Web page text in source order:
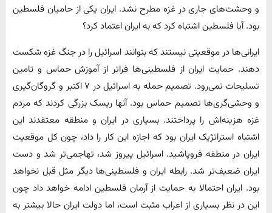
و وحشت‌های جاری در غزه مطرح نشد. ایران یکی از حامیان فلسطین
بود. آیا فلسطین اشتباه کرد که به ایران اعتماد کرد؟
ایرانی‌ها در موقعیتی نیستند که بتوانند اسرائیل را در جنگ غزه شکست
دهند. حمایت ایران از فلسطینی‌ها فراتر از آموزش حماس و تامین
تسلیحات نمی‌رود. تصمیم حمله به اسرائیل در ۷ اکتبر و گروگان‌گیری
و وحشی‌گری‌ها تصمیم حماس بود. آنها ریسک بزرگی کردند که مردم
غزه هزینه‌اش را پرداختند. بسیاری در ایران و منطقه معتقدند این
اشتباه استراتژیک ایران بود که اجازه این کار را داد، چون کل موقعیت
ایران در منطقه فروپاشید. اسرائیل پیروز شد، تهاجمی‌تر شد و دست
ایران ضعیف‌تر شد. رابطه ایران و فلسطینی‌ها دیگر مثل قبل نخواهد
بود. ایران احتمالا به حمایت از آرمان فلسطین ادامه خواهد داد چون
این در نظر بسیاری از اعراب مثبت است، اما دولت ایران حالا بیشتر به